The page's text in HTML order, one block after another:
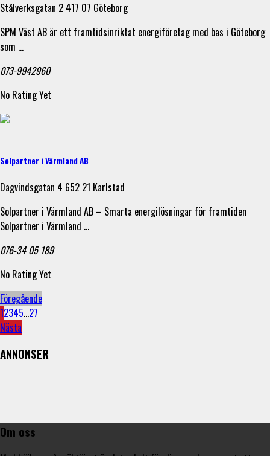
Stålverksgatan 2 417 07 Göteborg
SPM Väst AB är ett framtidsinriktat energiföretag med bas i Göteborg
som …
073-9942960
No Rating Yet
Solpartner i Värmland AB
Dagvindsgatan 4 652 21 Karlstad
Solpartner i Värmland AB – Smarta energilösningar för framtiden
Solpartner i Värmland …
076-34 05 189
No Rating Yet
Föregående
12345...27
Nästa
ANNONSER
Om oss